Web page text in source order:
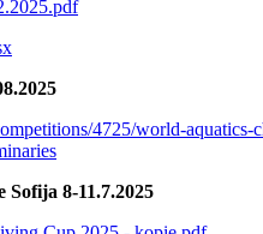
4725/world-
8-11.7.2025